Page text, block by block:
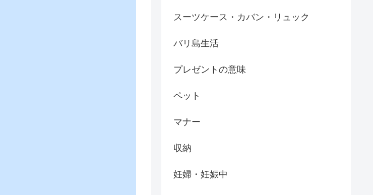
スーツケース・カバン・リュック
バリ島生活
プレゼントの意味
ペット
マナー
収納
妊婦・妊娠中